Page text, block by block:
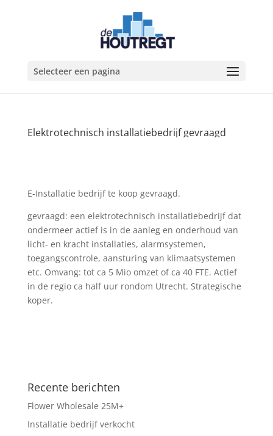
Selecteer een pagina
Elektrotechnisch installatiebedrijf gevraagd
E-Installatie bedrijf te koop gevraagd.
gevraagd: een elektrotechnisch installatiebedrijf dat
ondermeer actief is in de aanleg en onderhoud van
licht- en kracht installaties, alarmsystemen,
toegangscontrole, aansturing van klimaatsystemen
etc. Omvang: tot ca 5 Mio omzet of ca 40 FTE. Actief
in de regio ca half uur rondom Utrecht. Strategische
koper.
Recente berichten
Flower Wholesale 25M+
Installatie bedrijf verkocht